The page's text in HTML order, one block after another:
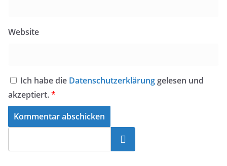
Website
Ich habe die Datenschutzerklärung gelesen und
akzeptiert.*
Suchen